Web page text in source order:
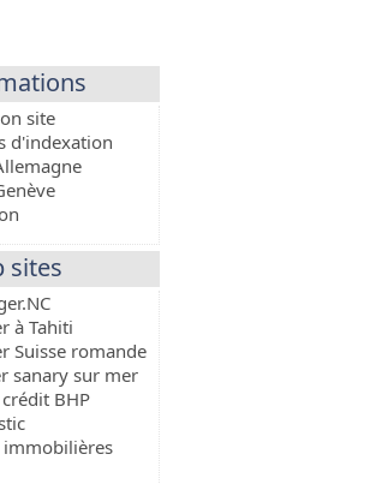
site
d'indexation
sites
à Tahiti
Suisse romande
sanary sur mer
BHP
immobilières